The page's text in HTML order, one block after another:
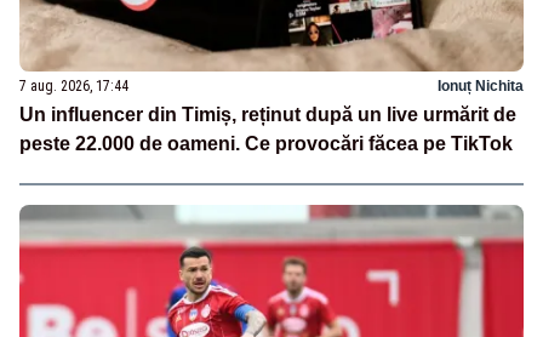
7 aug. 2026, 17:44 Ionuț Nichita
Un influencer din Timiș, reținut după un live urmărit de
peste 22.000 de oameni. Ce provocări făcea pe TikTok